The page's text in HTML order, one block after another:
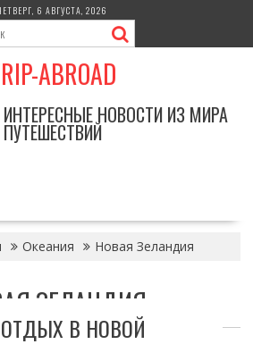
6 АВГУСТА, 2026
ABROAD
НОВОСТИ ИЗ МИРА
ПУТЕШЕСТВИЙ
Океания Новая Зеландия
ЗЕЛАНДИЯ
В НОВОЙ